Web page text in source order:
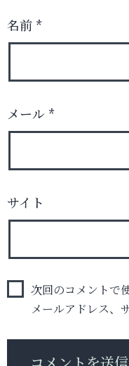
名前 *
メール *
サイト
次回のコメントで
メールアドレス、